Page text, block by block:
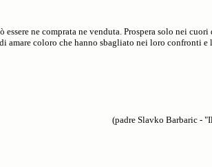
ne comprata ne venduta. Prospera solo nei cuori
amare coloro che hanno sbagliato nei loro confronti e
(padre Slavko Barbaric -